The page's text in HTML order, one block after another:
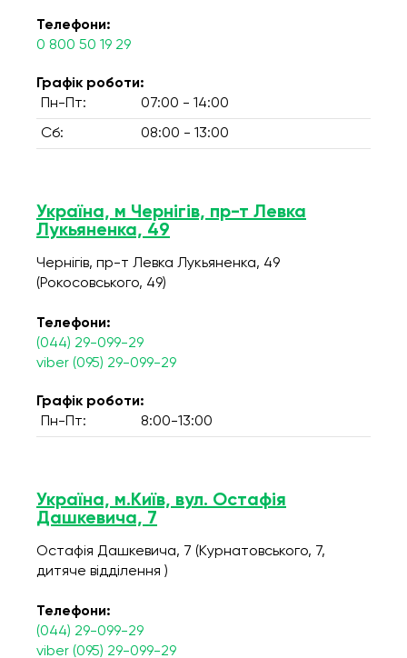
Телефони:
0 800 50 19 29
Графік роботи:
Пн-Пт:
07:00 - 14:00
Сб: 08:00 - 13:00
Україна, м Чернігів, пр-т Левка
Лукьяненка, 49
Чернігів, пр-т Левка Лукьяненка, 49
(Рокосовського, 49)
Телефони:
(044) 29-099-29
viber (095) 29-099-29
Графік роботи:
Пн-Пт:
8:00-13:00
Україна, м.Київ, вул. Остафія
Дашкевича, 7
Остафія Дашкевича, 7 (Курнатовського, 7,
дитяче відділення )
Телефони:
(044) 29-099-29
viber (095) 29-099-29